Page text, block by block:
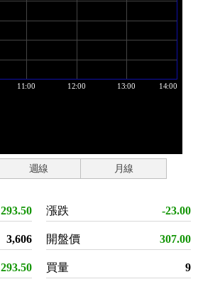
週線 月線
293.50
3,606
293.50
漲跌 -23.00
開盤價 307.00
買量 9